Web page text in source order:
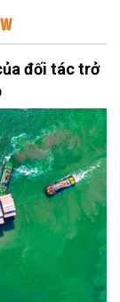
đối tác trở